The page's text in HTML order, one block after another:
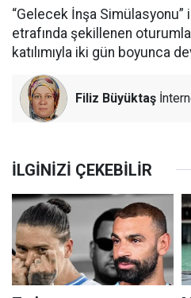
“Gelecek İnşa Simülasyonu”
etrafında şekillenen
katılımıyla iki gün boyunca
Filiz Büyüktaş